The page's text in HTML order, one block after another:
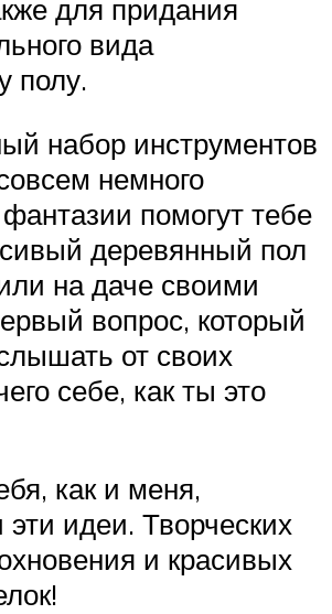
для придания
вида
полу.
набор инструментов
немного
помогут тебе
деревянный пол
на даче своими
вопрос, который
от своих
себе, как ты это
как и меня,
идеи. Творческих
и красивых